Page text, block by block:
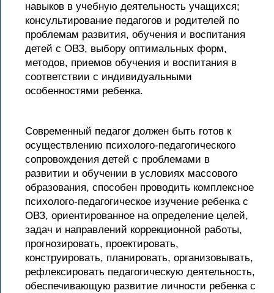
навыков в учебную деятельность учащихся;
консультирование педагогов и родителей по
проблемам развития, обучения и воспитания
детей с ОВЗ, выбору оптимальных форм,
методов, приемов обучения и воспитания в
соответствии с индивидуальными
особенностями ребенка.
Современный педагог должен быть готов к
осуществлению психолого-педагогического
сопровождения детей с проблемами в
развитии и обучении в условиях массового
образования, способен проводить комплексное
психолого-педагогическое изучение ребенка с
ОВЗ, ориентированное на определение целей,
задач и направлений коррекционной работы,
прогнозировать, проектировать,
конструировать, планировать, организовывать,
рефлексировать педагогическую деятельность,
обеспечивающую развитие личности ребенка с